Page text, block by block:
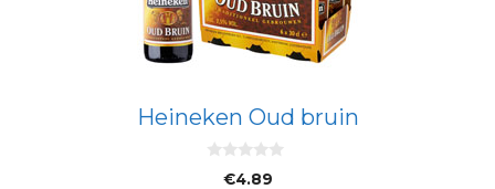
Heineken Oud bruin
€4.89